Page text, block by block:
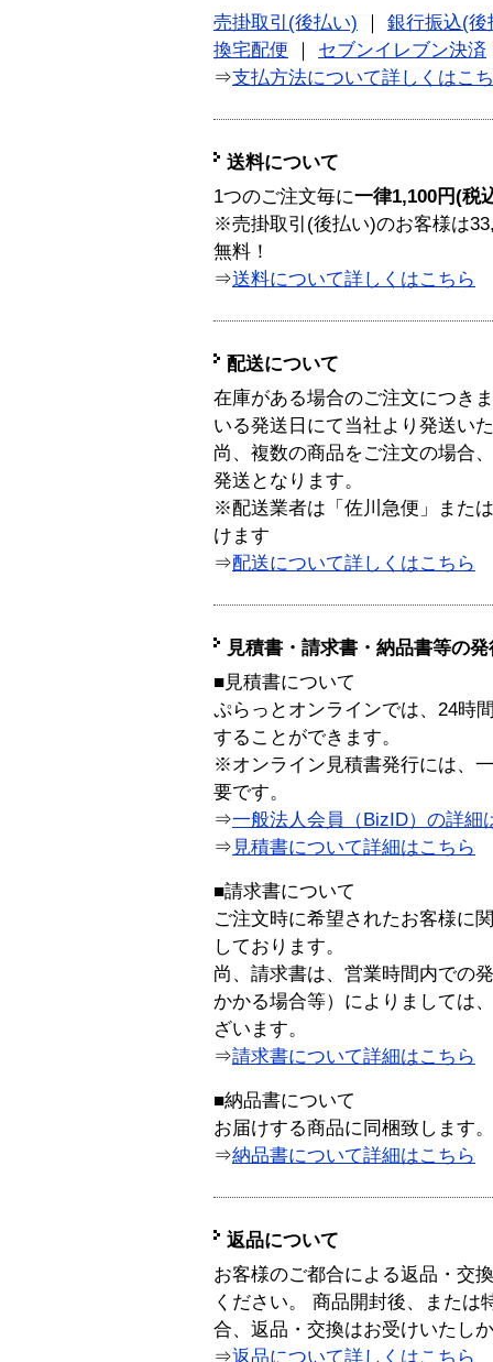
売掛取引(後払い)
銀行振込(後
換宅配便
セブンイレブン決済
⇒支払方法について詳しくはこ
送料について
1つのご注文毎に一律1,100円(税
※売掛取引(後払い)のお客様は
無料！
⇒送料について詳しくはこちら
配送について
在庫がある場合のご注文につき
いる発送日にて当社より発送い
尚、複数の商品をご注文の場合
発送となります。
※配送業者は「佐川急便」また
けます
⇒配送について詳しくはこちら
見積書・請求書・納品書等の
■見積書について
ぷらっとオンラインでは、24時
することができます。
※オンライン見積書発行には、
要です。
⇒一般法人会員（BizID）の詳細
⇒ 見積書について詳細はこちら
■請求書について
ご注文時に希望されたお客様に
しております。
尚、請求書は、営業時間内での
かかる場合等）によりましては
ざいます。
⇒請求書について詳細はこちら
■納品書について
お届けする商品に同梱致します。
⇒納品書について詳細はこちら
返品について
お客様のご都合による返品・交
ください。 商品開封後、または
合、返品・交換はお受けいたし
⇒返品について詳しくはこちら